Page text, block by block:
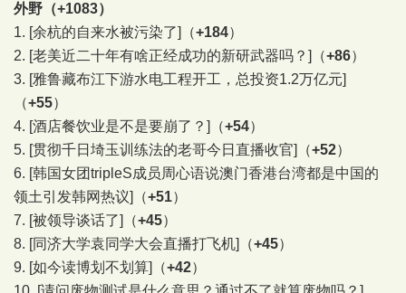
外野（+1083）
1. [余杭的自来水被污染了] （+184）
2. [老美近二十年有啥正经成功的新研武器吗？] （+86）
3. [雅鲁藏布江下游水电工程开工，总投资1.2万亿元]
（+55）
4. [酒店餐饮业是不是要崩了？] （+54）
5. [贯彻千日埼玉训练法的老哥今日直播收官] （+52）
6. [韩国女团tripleS成员周心语说澳门香港台湾都是中国的
领土引发韩网热议]
（+51）
7. [被领导谈话了] （+45）
8. [同济大学袁同学大会直播打飞机] （+45）
9. [如今读博划不划算] （+42）